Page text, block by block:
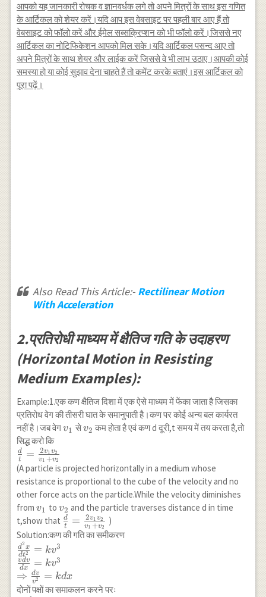
आपको यह जानकारी रोचक व ज्ञानवर्धक लगे तो अपने मित्रों के साथ इस गणित
के आर्टिकल को शेयर करें।यदि आप इस वेबसाइट पर पहली बार आए हैं तो
वेबसाइट को फॉलो करें और ईमेल सब्सक्रिप्शन को भी फॉलो करें।जिससे नए
आर्टिकल का नोटिफिकेशन आपको मिल सके।यदि आर्टिकल पसन्द आए तो
अपने मित्रों के साथ शेयर और लाईक करें जिससे वे भी लाभ उठाए।आपकी कोई
समस्या हो या कोई सुझाव देना चाहते हैं तो कमेंट करके बताएं।इस आर्टिकल को
पूरा पढ़ें।
Also Read This Article:- Rectilinear Motion
With Acceleration
2.प्रतिरोधी माध्यम में क्षैतिज गति के उदाहरण
(Horizontal Motion in Resisting
Medium Examples):
Example:1.एक कण क्षैतिज दिशा में एक ऐसे माध्यम में फेंका जाता है जिसका
प्रतिरोध वेग की तीसरी घात के समानुपाती है।कण पर कोई अन्य बल कार्यरत
नहीं है।जब वेगv_1
v1 सेv_2
v2 कम होता है एवं कण d दूरी,t समय में तय करता है,तो
सिद्ध करो कि
\frac{d}
{t}=\frac{2
v_1 v_2}
{v_1+v_2}
t
d = v1 +v2
2v1 v2
(A particle is projected horizontally in a medium whose
resistance is proportional to the cube of the velocity and no
other force acts on the particle.While the velocity diminishes
from v_1
v1 to v_2
v2 and the particle traverses distance d in time
t,show that \frac{d}
{t}=\frac{2
t
d = v1 +v2
2v1 v2
)
Solution:कण की गति का समीकरण
\frac{d^2
x}{d
t^2}=k v^3
\\ \frac{v d
dt2
d2 x = kv3
dx
vdv = kv3
⇒ v2
dv = kdx
दोनों पक्षों का समाकलन करने परः